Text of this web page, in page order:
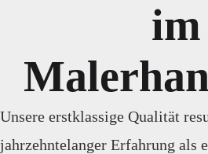
im
Unsere erstklassige Qualität
jahrzehntelanger Erfahrung als